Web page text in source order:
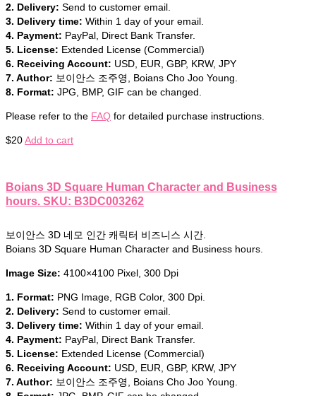
2. Delivery: Send to customer email.
3. Delivery time: Within 1 day of your email.
4. Payment: PayPal, Direct Bank Transfer.
5. License: Extended License (Commercial)
6. Receiving Account: USD, EUR, GBP, KRW, JPY
7. Author: 보이안스 조주영, Boians Cho Joo Young.
8. Format: JPG, BMP, GIF can be changed.
Please refer to the FAQ for detailed purchase instructions.
$20Add to cart
Boians 3D Square Human Character and Business
hours. SKU: B3DC003262
보이안스 3D 네모 인간 캐릭터 비즈니스 시간.
Boians 3D Square Human Character and Business hours.
Image Size: 4100×4100 Pixel, 300 Dpi
1. Format: PNG Image, RGB Color, 300 Dpi.
2. Delivery: Send to customer email.
3. Delivery time: Within 1 day of your email.
4. Payment: PayPal, Direct Bank Transfer.
5. License: Extended License (Commercial)
6. Receiving Account: USD, EUR, GBP, KRW, JPY
7. Author: 보이안스 조주영, Boians Cho Joo Young.